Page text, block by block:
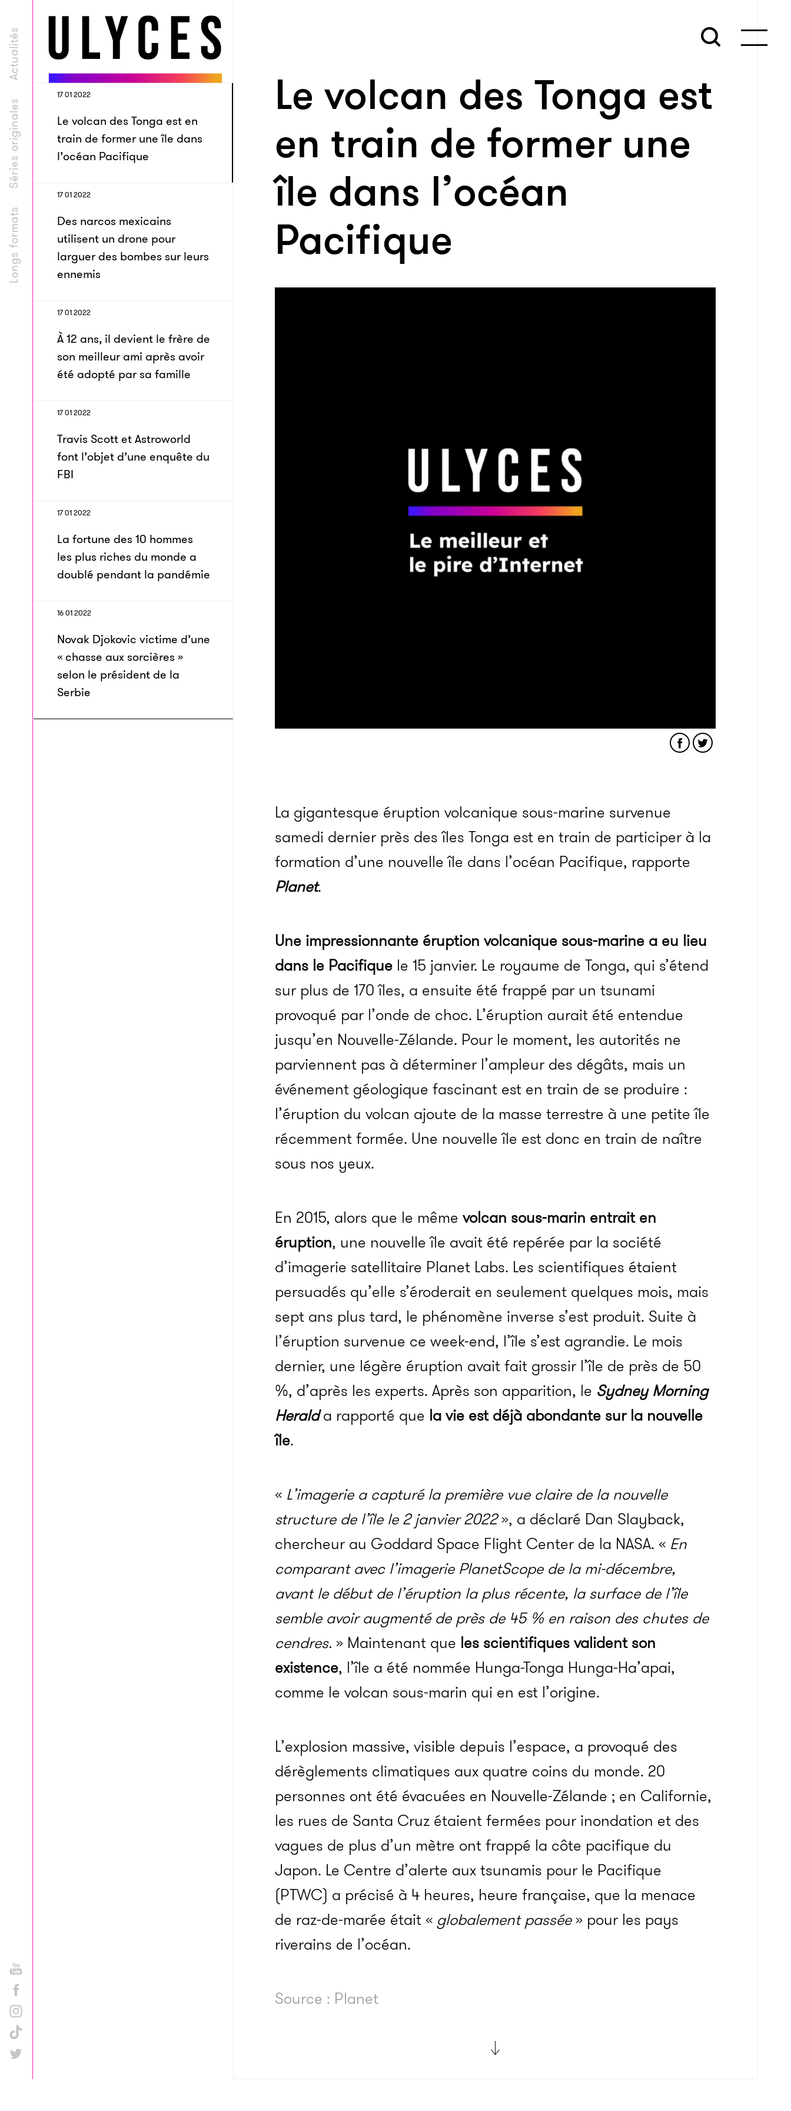
Longs formats
Séries originales
Actualités
17 01 2022
Le volcan des Tonga est en
train de former une île dans
l’océan Pacifique
17 01 2022
Des narcos mexicains
utilisent un drone pour
larguer des bombes sur leurs
ennemis
17 01 2022
À 12 ans, il devient le frère de
son meilleur ami après avoir
été adopté par sa famille
17 01 2022
Travis Scott et Astroworld
font l’objet d’une enquête du
FBI
17 01 2022
La fortune des 10 hommes
les plus riches du monde a
doublé pendant la pandémie
16 01 2022
Novak Djokovic victime d’une
« chasse aux sorcières »
selon le président de la
Serbie
Le volcan des Tonga est
en train de former une
île dans l’océan
Pacifique
La gigantesque éruption volcanique sous-marine survenue
samedi dernier près des îles Tonga est en train de participer à la
formation d’une nouvelle île dans l’océan Pacifique, rapporte
Planet.
Une impressionnante éruption volcanique sous-marine a eu lieu
dans le Pacifique le 15 janvier. Le royaume de Tonga, qui s’étend
sur plus de 170 îles, a ensuite été frappé par un tsunami
provoqué par l’onde de choc. L’éruption aurait été entendue
jusqu’en Nouvelle-Zélande. Pour le moment, les autorités ne
parviennent pas à déterminer l’ampleur des dégâts, mais un
événement géologique fascinant est en train de se produire :
l’éruption du volcan ajoute de la masse terrestre à une petite île
récemment formée. Une nouvelle île est donc en train de naître
sous nos yeux.
En 2015, alors que le même volcan sous-marin entrait en
éruption, une nouvelle île avait été repérée par la société
d’imagerie satellitaire Planet Labs. Les scientifiques étaient
persuadés qu’elle s’éroderait en seulement quelques mois, mais
sept ans plus tard, le phénomène inverse s’est produit. Suite à
l’éruption survenue ce week-end, l’île s’est agrandie. Le mois
dernier, une légère éruption avait fait grossir l’île de près de 50
%, d’après les experts. Après son apparition, le Sydney Morning
Heralda rapporté que la vie est déjà abondante sur la nouvelle
île.
« L’imagerie a capturé la première vue claire de la nouvelle
structure de l’île le 2 janvier 2022», a déclaré Dan Slayback,
chercheur au Goddard Space Flight Center de la NASA. « En
comparant avec l’imagerie PlanetScope de la mi-décembre,
avant le début de l’éruption la plus récente, la surface de l’île
semble avoir augmenté de près de 45 % en raison des chutes de
cendres. » Maintenant que les scientifiques valident son
existence, l’île a été nommée Hunga-Tonga Hunga-Ha’apai,
comme le volcan sous-marin qui en est l’origine.
L’explosion massive, visible depuis l’espace, a provoqué des
dérèglements climatiques aux quatre coins du monde. 20
personnes ont été évacuées en Nouvelle-Zélande ; en Californie,
les rues de Santa Cruz étaient fermées pour inondation et des
vagues de plus d’un mètre ont frappé la côte pacifique du
Japon. Le Centre d’alerte aux tsunamis pour le Pacifique
(PTWC) a précisé à 4 heures, heure française, que la menace
de raz-de-marée était « globalement passée» pour les pays
riverains de l’océan.
Source : Planet